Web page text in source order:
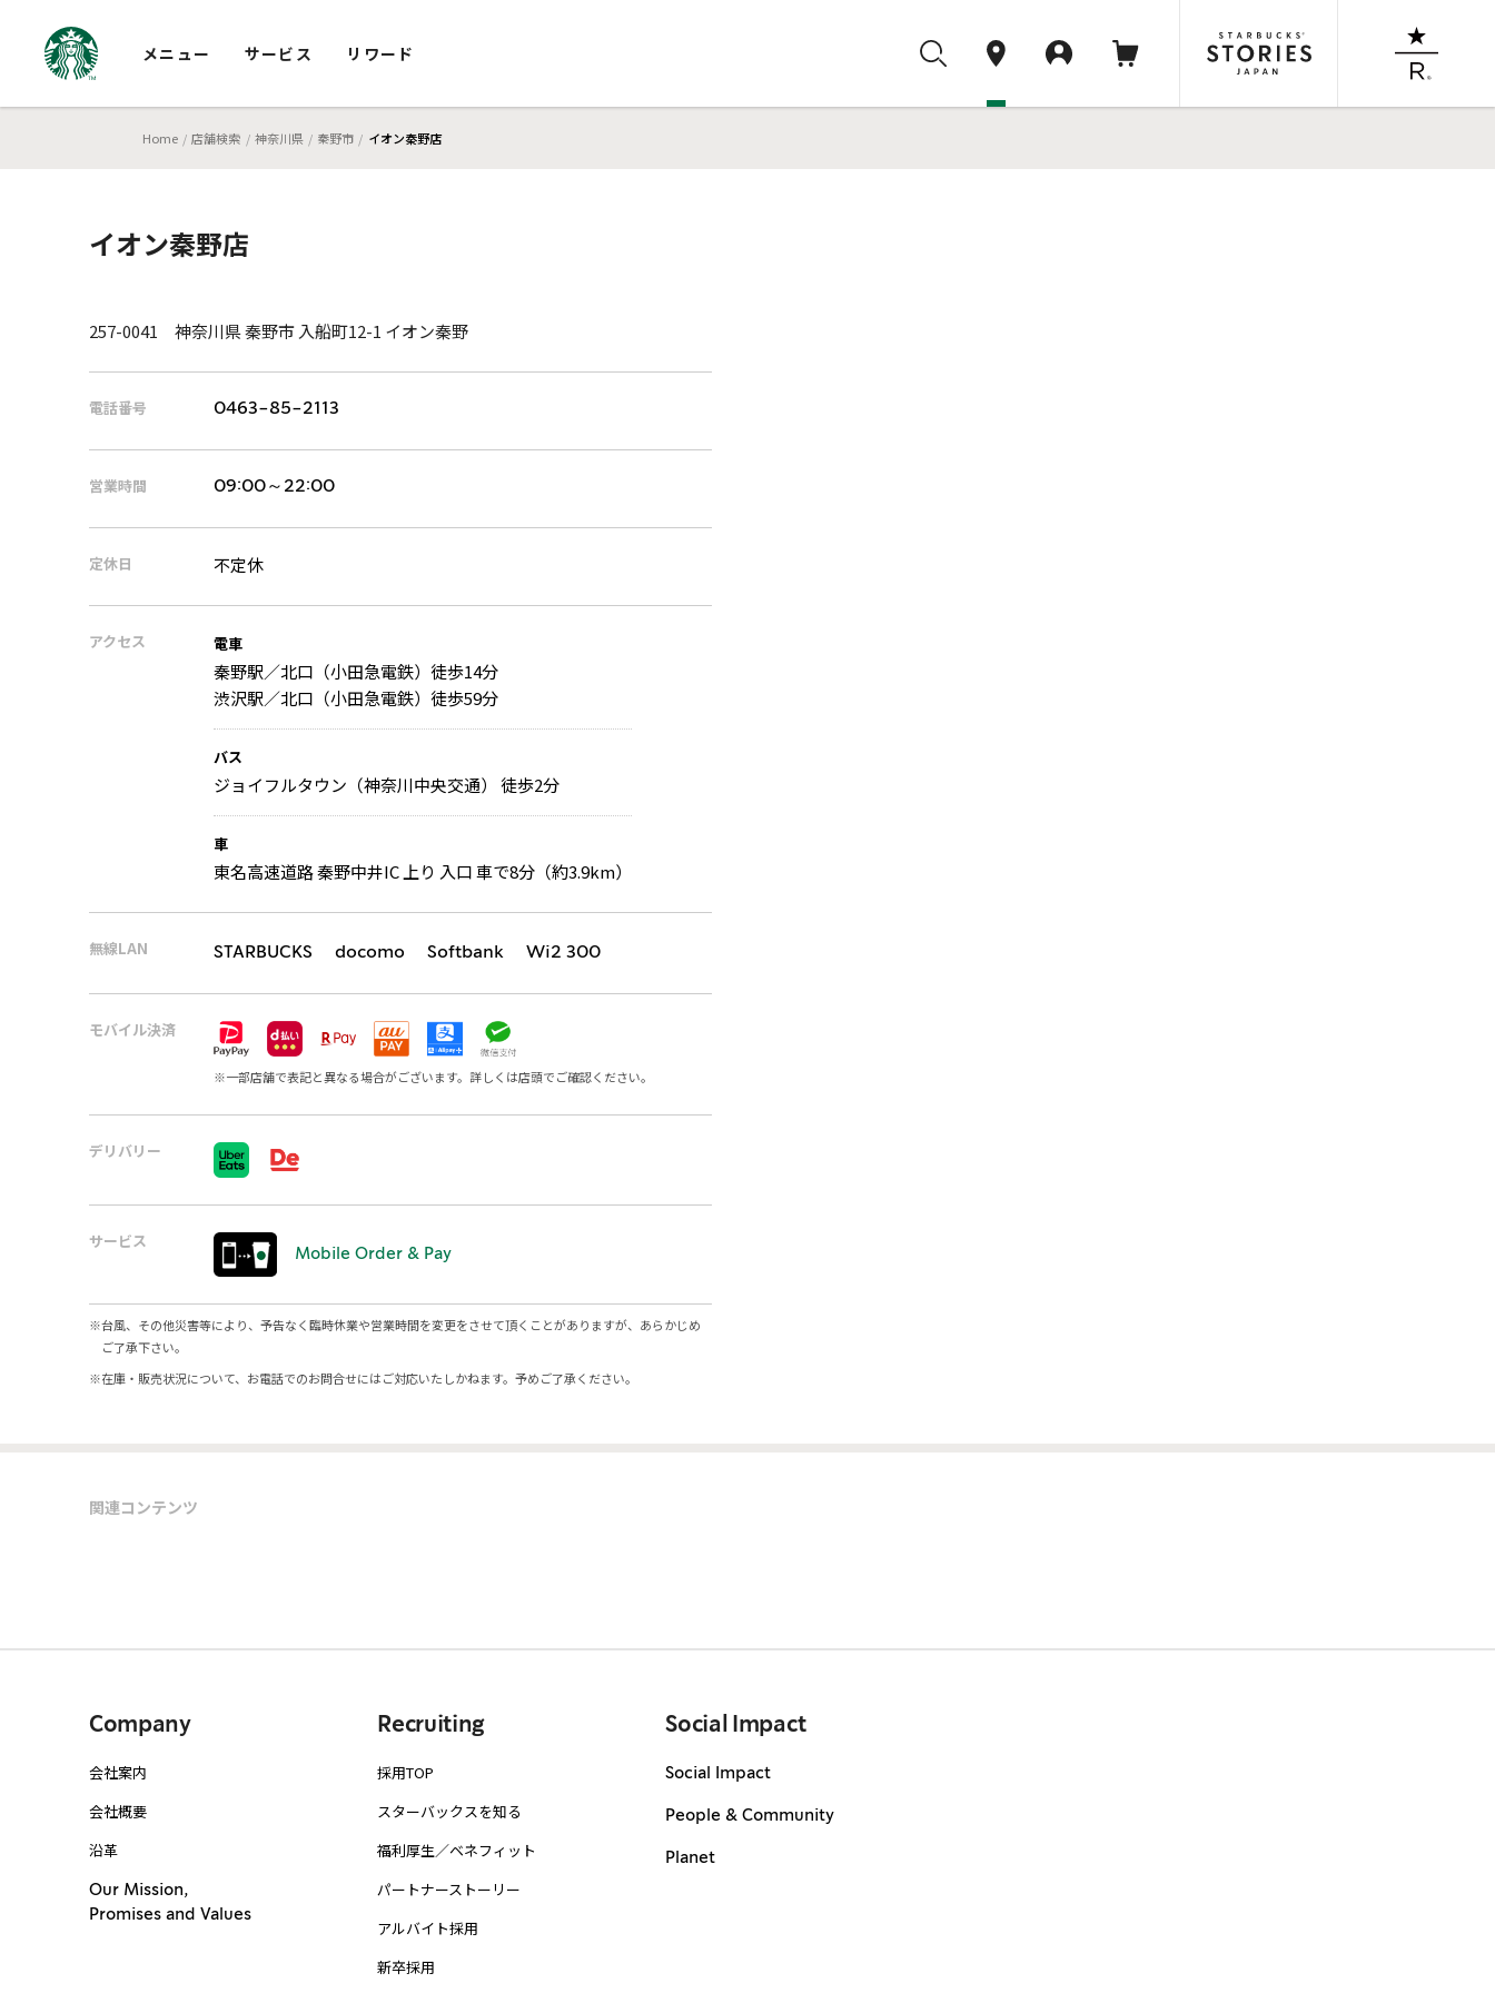
メニュー サービス リワード
Home 店舗検索 神奈川県 秦野市 イオン秦野店
イオン秦野店
257-0041 神奈川県 秦野市 入船町12-1 イオン秦野
電話番号 0463-85-2113
営業時間 09:00～22:00
定休日 不定休
アクセス 電車
秦野駅／北口（小田急電鉄）徒歩14分
渋沢駅／北口（小田急電鉄）徒歩59分
バス
ジョイフルタウン（神奈川中央交通） 徒歩2分
車
東名高速道路 秦野中井IC 上り 入口 車で8分（約3.9km）
無線LAN STARBUCKS docomo Softbank Wi2 300
モバイル決済
※一部店舗で表記と異なる場合がございます。詳しくは店頭でご確認ください。
デリバリー
サービス
Mobile Order & Pay
※台風、その他災害等により、予告なく臨時休業や営業時間を変更をさせて頂くことがありますが、あらかじめ
ご了承下さい。
※在庫・販売状況について、お電話でのお問合せにはご対応いたしかねます。予めご了承ください。
関連コンテンツ
Company
会社案内
会社概要
沿革
Our Mission,
Promises and Values
Recruiting
採用TOP
スターバックスを知る
福利厚生／ベネフィット
パートナーストーリー
アルバイト採用
新卒採用
Social Impact
Social Impact
People & Community
Planet